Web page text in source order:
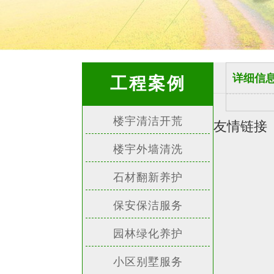
工程案例
楼宇清洁开荒
楼宇外墙清洗
石材翻新养护
保安保洁服务
园林绿化养护
小区别墅服务
详细信
友情链接